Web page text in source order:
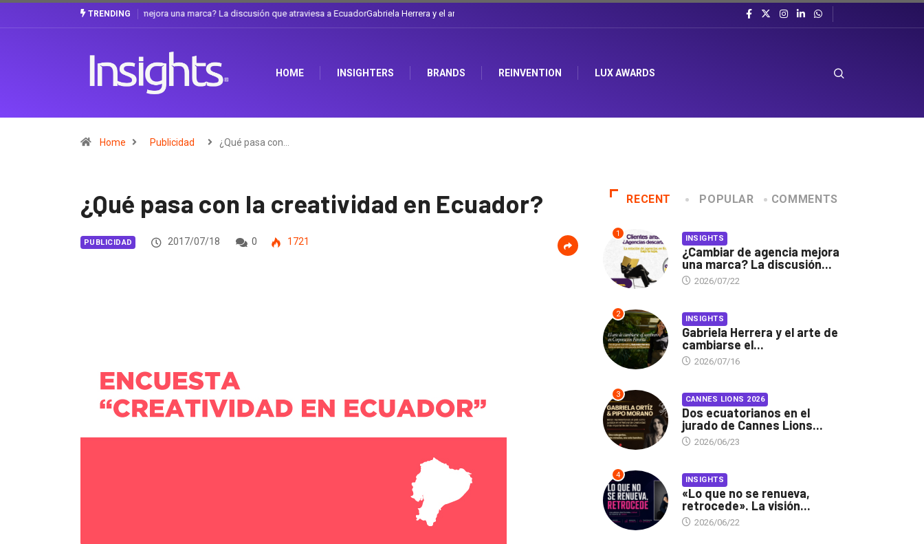
TRENDING Gabriela Herrera y el arte de cambiarse el sombrero en Corporación Favorita
HOME INSIGHTERS BRANDS REINVENTION LUX AWARDS
Home Publicidad ¿Qué pasa con…
¿Qué pasa con la creatividad en Ecuador?
PUBLICIDAD 2017/07/18 0 1721
RECENT POPULAR COMMENTS
1 INSIGHTS
¿Cambiar de agencia mejora
una marca? La discusión...
2026/07/22
2 INSIGHTS
Gabriela Herrera y el arte de
cambiarse el...
2026/07/16
3 CANNES LIONS 2026
Dos ecuatorianos en el
jurado de Cannes Lions...
2026/06/23
4 INSIGHTS
«Lo que no se renueva,
retrocede». La visión...
2026/06/22